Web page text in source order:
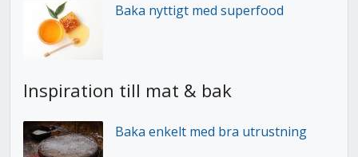
Baka nyttigt med superfood
Inspiration till mat & bak
Baka enkelt med bra utrustning